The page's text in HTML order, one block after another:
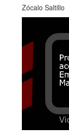
Zócalo Saltillo